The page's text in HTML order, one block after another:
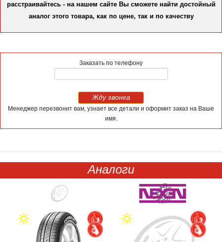
расстраивайтесь - на нашем сайте Вы сможете найти достойный
аналог этого товара, как по цене, так и по качеству
Заказать по телефону
Жду звонка
Менеджер перезвонит вам, узнает все детали и оформит заказ на Ваше
имя.
Аналоги